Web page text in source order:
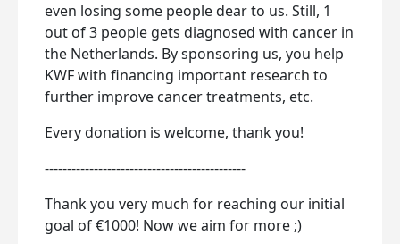
even losing some people dear to us. Still, 1
out of 3 people gets diagnosed with cancer in
the Netherlands. By sponsoring us, you help
KWF with financing important research to
further improve cancer treatments, etc.
Every donation is welcome, thank you!
---------------------------------------------
Thank you very much for reaching our initial
goal of €1000! Now we aim for more ;)